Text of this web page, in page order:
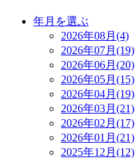
年月を選ぶ
2026年08月(4)
2026年07月(19)
2026年06月(20)
2026年05月(15)
2026年04月(19)
2026年03月(21)
2026年02月(17)
2026年01月(21)
2025年12月(12)